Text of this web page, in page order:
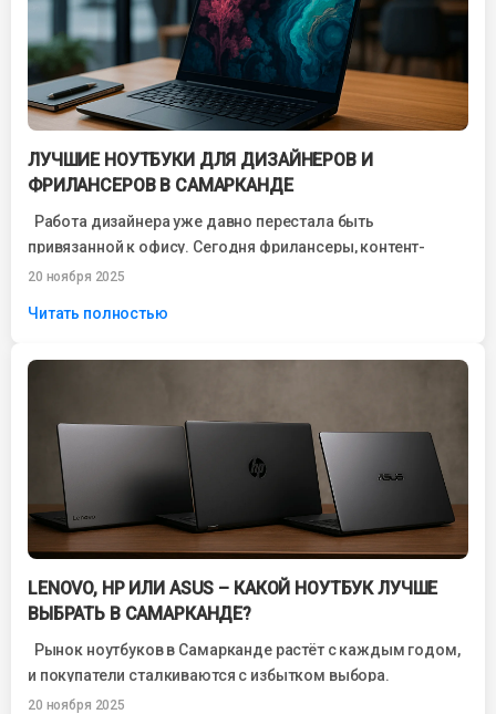
ЛУЧШИЕ НОУТБУКИ ДЛЯ ДИЗАЙНЕРОВ И
ФРИЛАНСЕРОВ В САМАРКАНДЕ
Работа дизайнера уже давно перестала быть
привязанной к офису. Сегодня фрилансеры, контент-
мейкеры, UX/UI-дизайнеры, иллюстраторы и 3D-
20 ноября 2025
Читать полностью
LENOVO, HP ИЛИ ASUS – КАКОЙ НОУТБУК ЛУЧШЕ
ВЫБРАТЬ В САМАРКАНДЕ?
Рынок ноутбуков в Самарканде растёт с каждым годом,
и покупатели сталкиваются с избытком выбора.
Глобальные бренды активно обновляют линейки,...
20 ноября 2025